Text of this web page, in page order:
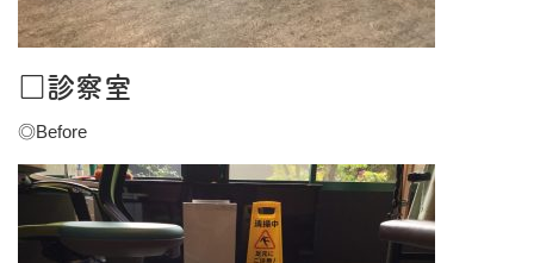
□診察室
◎Before